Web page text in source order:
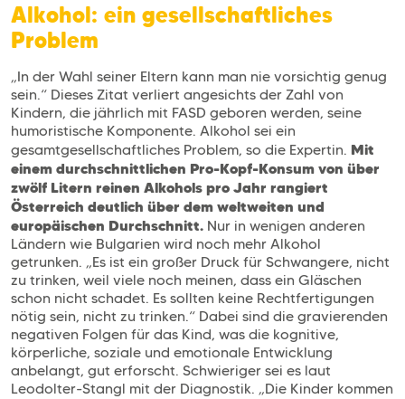
Alkohol: ein gesellschaftliches
Problem
„In der Wahl seiner Eltern kann man nie vorsichtig genug
sein.“ Dieses Zitat verliert angesichts der Zahl von
Kindern, die jährlich mit FASD geboren werden, seine
humoristische Komponente. Alkohol sei ein
gesamtgesellschaftliches Problem, so die Expertin. Mit
einem durchschnittlichen Pro-Kopf-Konsum von über
zwölf Litern reinen Alkohols pro Jahr rangiert
Österreich deutlich über dem weltweiten und
europäischen Durchschnitt. Nur in wenigen anderen
Ländern wie Bulgarien wird noch mehr Alkohol
getrunken. „Es ist ein großer Druck für Schwangere, nicht
zu trinken, weil viele noch meinen, dass ein Gläschen
schon nicht schadet. Es sollten keine Rechtfertigungen
nötig sein, nicht zu trinken.“ Dabei sind die gravierenden
negativen Folgen für das Kind, was die kognitive,
körperliche, soziale und emotionale Entwicklung
anbelangt, gut erforscht. Schwieriger sei es laut
Leodolter-Stangl mit der Diagnostik. „Die Kinder kommen